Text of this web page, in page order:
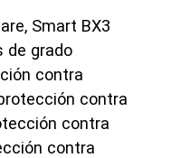
Smart BX3
de grado
contra
contra
contra
contra